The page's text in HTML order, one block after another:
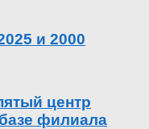
и 2000
центр
филиала